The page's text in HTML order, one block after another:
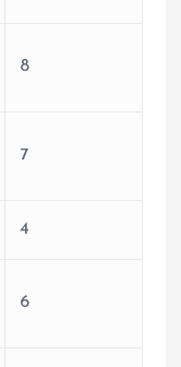
8
7
4
6